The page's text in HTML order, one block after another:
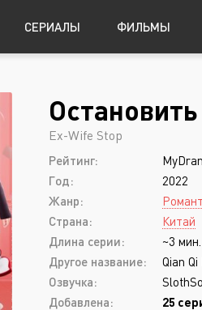
СЕРИАЛЫ ФИЛЬМЫ
Детектив
Комедия
Криминал
Мелодрама
Южная Корея Япония
Ex-Wife Stop
Рейтинг:
Год:
2022
Жанр:
Страна:
Китай
Длина серии:
~3 мин.
Другое название:
Qian
Озвучка:
Добавлена:
25